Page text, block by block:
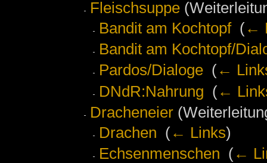
Fleischsuppe
Bandit am Kochtopf‎ (←
Bandit am Kochtopf/
Pardos/Dialoge‎ (←
DNdR:Nahrung (←
Dracheneier
Drachen (← Links)
Echsenmenschen (←